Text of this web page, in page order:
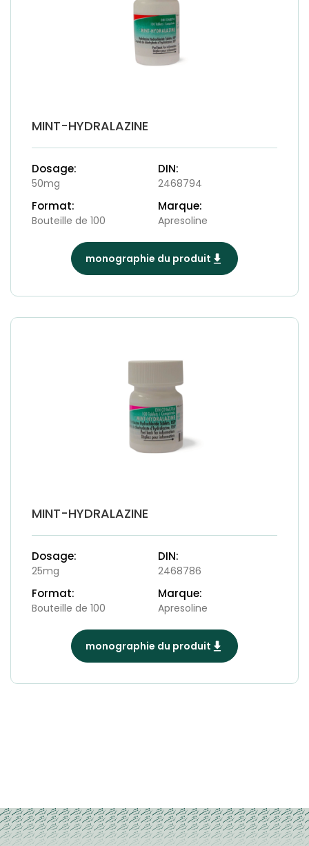
MINT-HYDRALAZINE
Dosage:
50mg
DIN:
2468794
Format:
Bouteille de 100
Marque:
Apresoline
monographie du produit
MINT-HYDRALAZINE
Dosage:
25mg
DIN:
2468786
Format:
Bouteille de 100
Marque:
Apresoline
monographie du produit